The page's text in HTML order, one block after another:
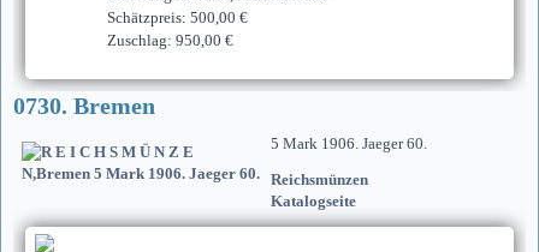
Schätzpreis: 500,00 €
Zuschlag: 950,00 €
0730. Bremen
5 Mark 1906. Jaeger 60.
Reichsmünzen
Katalogseite